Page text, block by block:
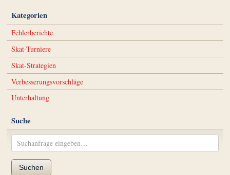
Kategorien
Fehlerberichte
Skat-Turniere
Skat-Strategien
Verbesserungsvorschläge
Unterhaltung
Suche
Suchen